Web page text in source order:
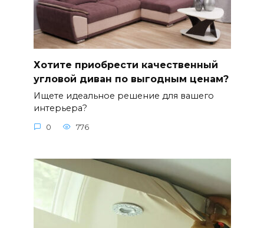
Хотите приобрести качественный
угловой диван по выгодным ценам?
Ищете идеальное решение для вашего
интерьера?
0 776